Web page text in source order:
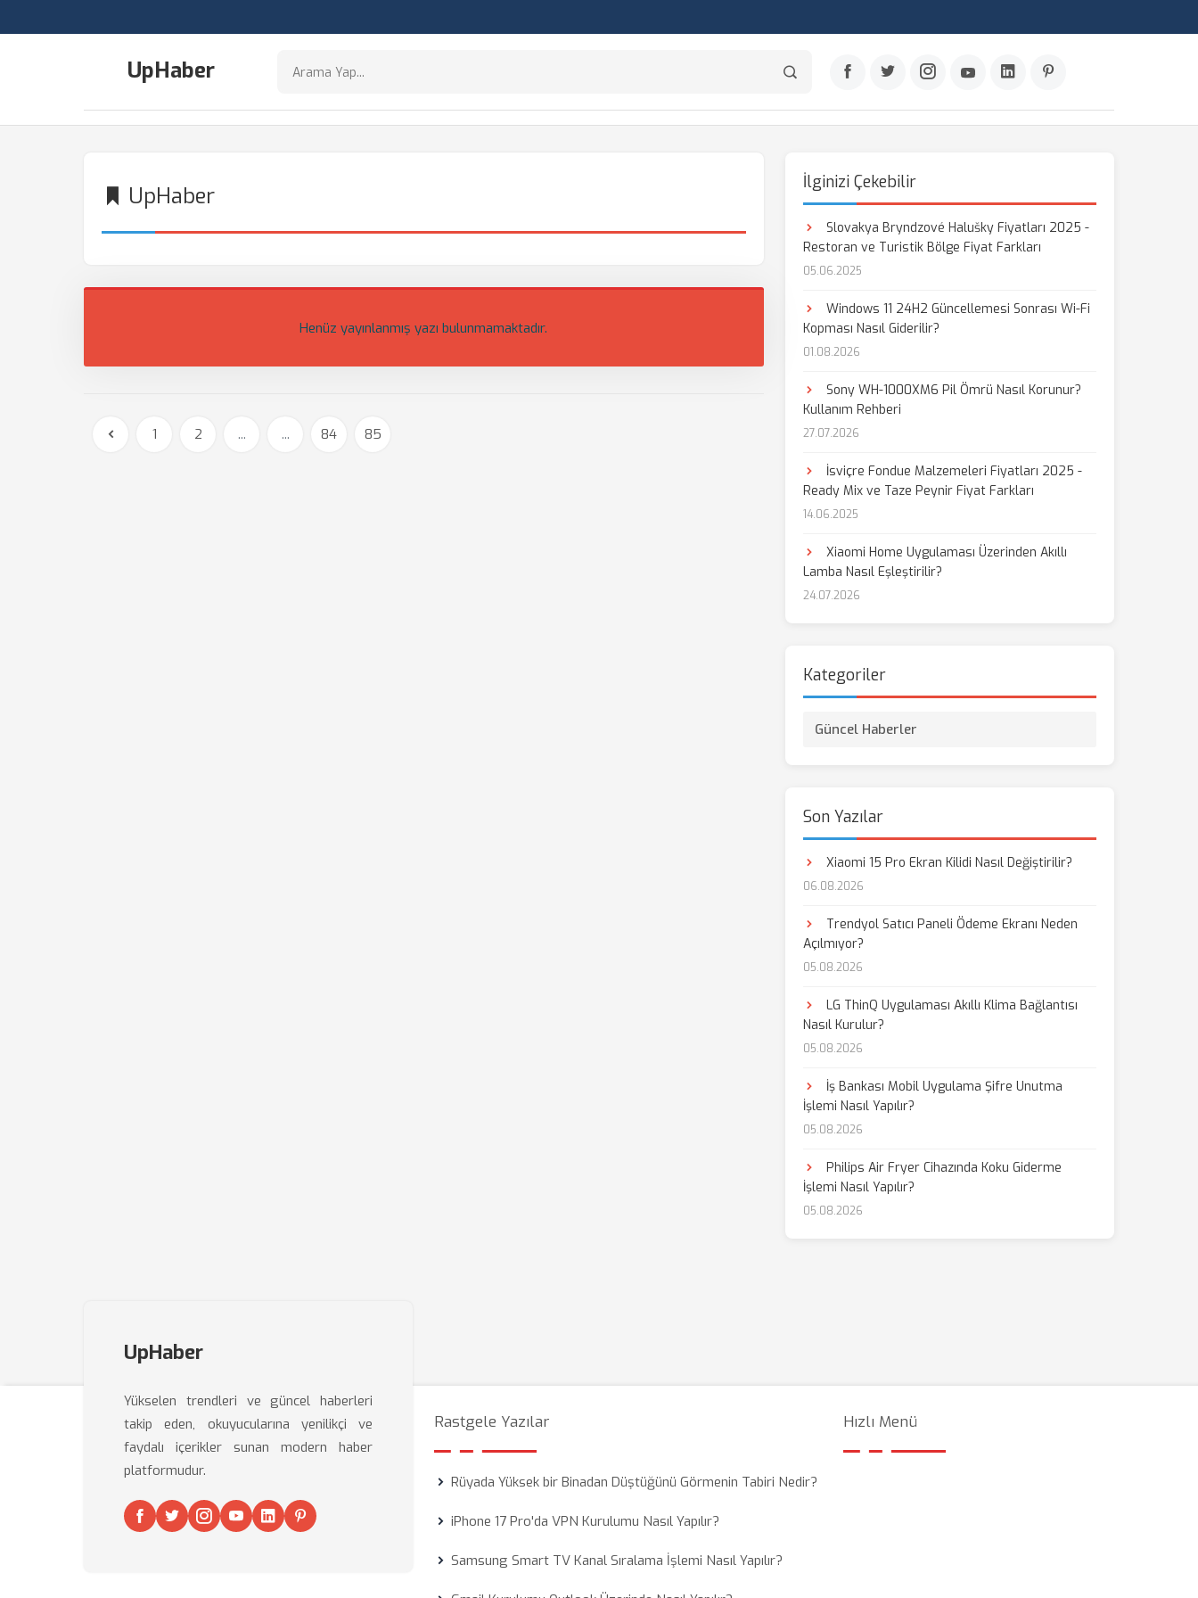
UpHaber
UpHaber
Henüz yayınlanmış yazı bulunmamaktadır.
1 2 ... ... 84 85
İlginizi Çekebilir
Slovakya Bryndzové Halušky Fiyatları 2025 -
Restoran ve Turistik Bölge Fiyat Farkları
05.06.2025
Windows 11 24H2 Güncellemesi Sonrası Wi-Fi
Kopması Nasıl Giderilir?
01.08.2026
Sony WH-1000XM6 Pil Ömrü Nasıl Korunur?
Kullanım Rehberi
27.07.2026
İsviçre Fondue Malzemeleri Fiyatları 2025 -
Ready Mix ve Taze Peynir Fiyat Farkları
14.06.2025
Xiaomi Home Uygulaması Üzerinden Akıllı
Lamba Nasıl Eşleştirilir?
24.07.2026
Kategoriler
Güncel Haberler
Son Yazılar
Xiaomi 15 Pro Ekran Kilidi Nasıl Değiştirilir?
06.08.2026
Trendyol Satıcı Paneli Ödeme Ekranı Neden
Açılmıyor?
05.08.2026
LG ThinQ Uygulaması Akıllı Klima Bağlantısı
Nasıl Kurulur?
05.08.2026
İş Bankası Mobil Uygulama Şifre Unutma
İşlemi Nasıl Yapılır?
05.08.2026
Philips Air Fryer Cihazında Koku Giderme
İşlemi Nasıl Yapılır?
05.08.2026
UpHaber
Yükselen trendleri ve güncel haberleri
takip eden, okuyucularına yenilikçi ve
faydalı içerikler sunan modern haber
platformudur.
Rastgele Yazılar
Rüyada Yüksek bir Binadan Düştüğünü Görmenin Tabiri Nedir?
iPhone 17 Pro'da VPN Kurulumu Nasıl Yapılır?
Samsung Smart TV Kanal Sıralama İşlemi Nasıl Yapılır?
Hızlı Menü